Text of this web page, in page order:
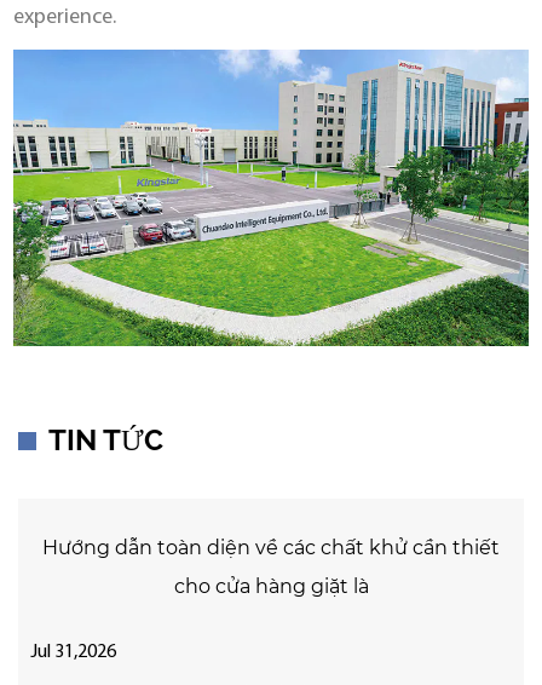
experience.
TIN TỨC
Hướng dẫn toàn diện về các chất khử cần thiết
cho cửa hàng giặt là
Jul 31,2026